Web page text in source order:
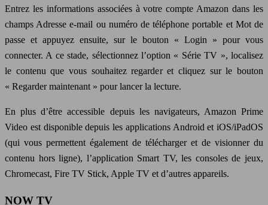
Entrez les informations associées à votre compte Amazon dans les
champs Adresse e-mail ou numéro de téléphone portable et Mot de
passe et appuyez ensuite, sur le bouton « Login » pour vous
connecter. A ce stade, sélectionnez l’option « Série TV », localisez
le contenu que vous souhaitez regarder et cliquez sur le bouton
« Regarder maintenant » pour lancer la lecture.
En plus d’être accessible depuis les navigateurs, Amazon Prime
Video est disponible depuis les applications Android et iOS/iPadOS
(qui vous permettent également de télécharger et de visionner du
contenu hors ligne), l’application Smart TV, les consoles de jeux,
Chromecast, Fire TV Stick, Apple TV et d’autres appareils.
NOW TV